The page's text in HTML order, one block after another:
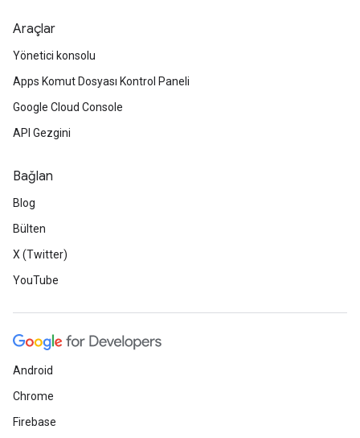
Araçlar
Yönetici konsolu
Apps Komut Dosyası Kontrol Paneli
Google Cloud Console
API Gezgini
Bağlan
Blog
Bülten
X (Twitter)
YouTube
Android
Chrome
Firebase